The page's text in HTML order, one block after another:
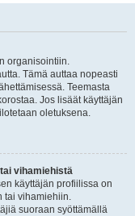
organisointiin.
Tämä auttaa nopeasti
Teemasta
Jos lisäät käyttäjän
oletuksena.
vihamiehistä
käyttäjän profiilissa on
tai vihamiehiin.
suoraan syöttämällä